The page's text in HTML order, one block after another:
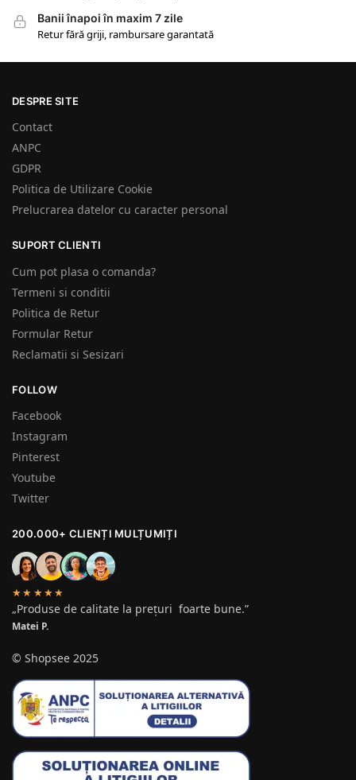
Banii înapoi în maxim 7 zile
Retur fără griji, rambursare garantată
DESPRE SITE
Contact
ANPC
GDPR
Politica de Utilizare Cookie
Prelucrarea datelor cu caracter personal
SUPORT CLIENTI
Cum pot plasa o comanda?
Termeni si conditii
Politica de Retur
Formular Retur
Reclamatii si Sesizari
FOLLOW
Facebook
Instagram
Pinterest
Youtube
Twitter
200.000+ CLIENȚI MULȚUMIȚI
★★★★★
„Produse de calitate la prețuri foarte bune.”
Matei P.
© Shopsee 2025